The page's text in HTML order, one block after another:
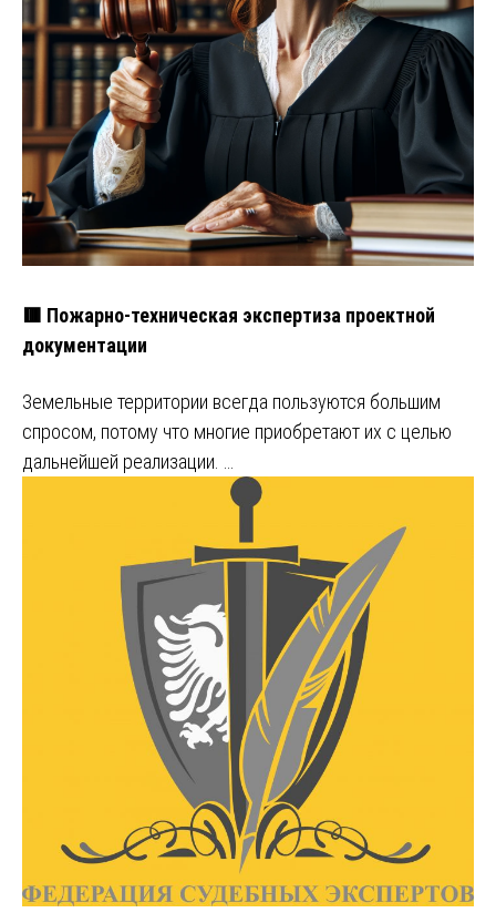
🟥 Пожарно-техническая экспертиза проектной
документации
Земельные территории всегда пользуются большим
спросом, потому что многие приобретают их с целью
дальнейшей реализации. …